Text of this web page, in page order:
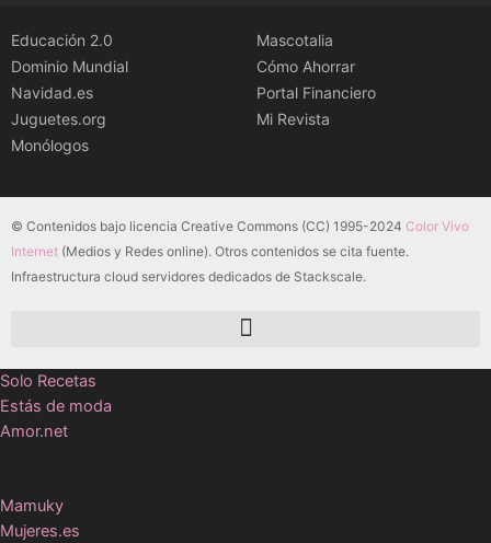
Educación 2.0
Dominio Mundial
Navidad.es
Juguetes.org
Monólogos
Mascotalia
Cómo Ahorrar
Portal Financiero
Mi Revista
© Contenidos bajo licencia Creative Commons (CC) 1995-2024 Color Vivo
Internet (Medios y Redes online). Otros contenidos se cita fuente.
Infraestructura cloud servidores dedicados de Stackscale.
Solo Recetas
Estás de moda
Amor.net
Mamuky
Mujeres.es